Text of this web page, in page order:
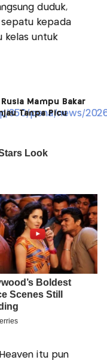
duduk,
kepada
kelas untuk
Mampu Bakar
Tanpa Picu
itu pun